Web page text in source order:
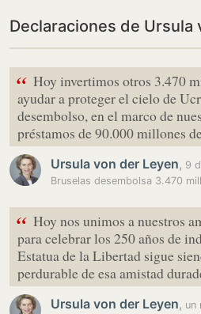
Declaraciones de Ursula
“ Hoy invertimos otros 3.470
ayudar a proteger el cielo de
desembolso, en el marco de
préstamos de 90.000 millones
Ursula von der Leyen, 9
“ Hoy nos unimos a nuestros
para celebrar los 250 años de
Estatua de la Libertad sigue
perdurable de esa amistad
Ursula von der Leyen, un